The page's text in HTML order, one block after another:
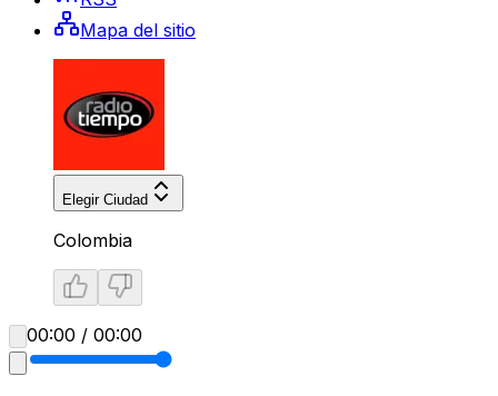
Mapa del sitio
Elegir Ciudad
Colombia
00:00 / 00:00